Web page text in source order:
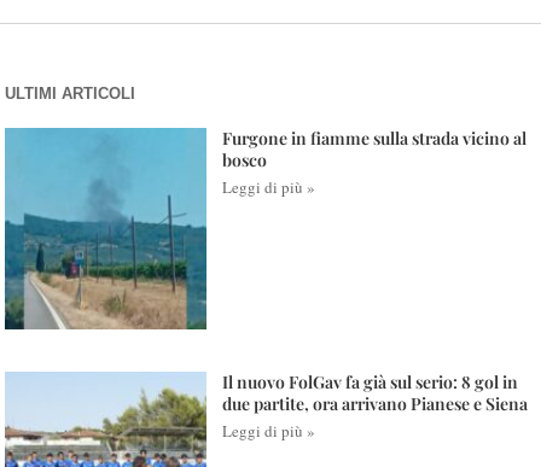
ULTIMI ARTICOLI
Furgone in fiamme sulla strada vicino al
bosco
Leggi di più »
Il nuovo FolGav fa già sul serio: 8 gol in
due partite, ora arrivano Pianese e Siena
Leggi di più »